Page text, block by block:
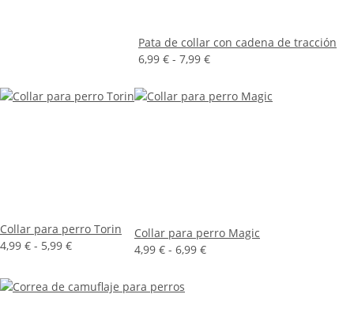
Pata de collar con cadena de tracción
6,99 € - 7,99 €
Collar para perro Torin
4,99 € - 5,99 €
Collar para perro Magic
4,99 € - 6,99 €